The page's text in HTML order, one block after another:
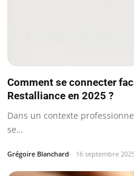
Comment se connecter
Restalliance en 2025 ?
Dans un contexte
se…
Grégoire Blanchard 16 septembre